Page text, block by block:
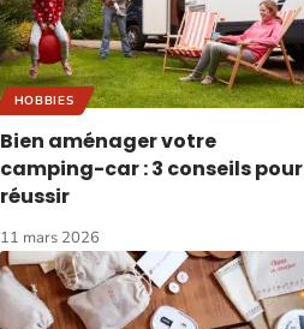
HOBBIES
Bien aménager votre
camping-car : 3 conseils pour
réussir
11 mars 2026